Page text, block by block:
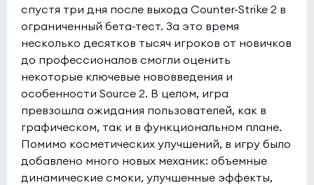
спустя три дня после выхода Counter-Strike 2 в
ограниченный бета-тест. За это время
несколько десятков тысяч игроков от новичков
до профессионалов смогли оценить
некоторые ключевые нововведения и
особенности Source 2. В целом, игра
превзошла ожидания пользователей, как в
графическом, так и в функциональном плане.
Помимо косметических улучшений, в игру было
добавлено много новых механик: объемные
динамические смоки, улучшенные эффекты,